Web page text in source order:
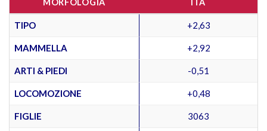
TIPO +2,63
MAMMELLA +2,92
ARTI & PIEDI -0,51
LOCOMOZIONE +0,48
FIGLIE 3063